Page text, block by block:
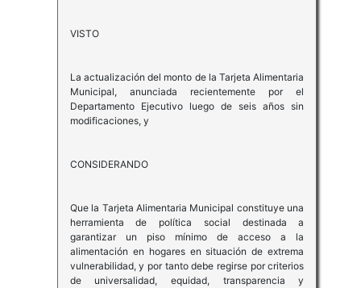
VISTO
La actualización del monto de la Tarjeta Alimentaria
Municipal, anunciada recientemente por el
Departamento Ejecutivo luego de seis años sin
modificaciones, y
CONSIDERANDO
Que la Tarjeta Alimentaria Municipal constituye una
herramienta de política social destinada a
garantizar un piso mínimo de acceso a la
alimentación en hogares en situación de extrema
vulnerabilidad, y por tanto debe regirse por criterios
de universalidad, equidad, transparencia y